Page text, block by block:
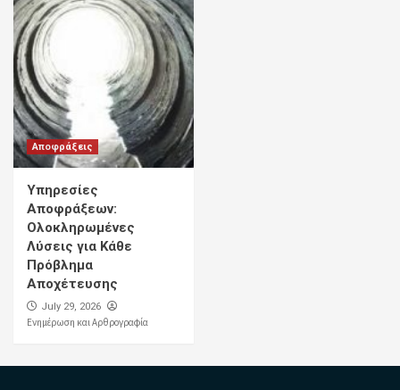
Αποφράξεις
Υπηρεσίες
Αποφράξεων:
Ολοκληρωμένες
Λύσεις για Κάθε
Πρόβλημα
Αποχέτευσης
July 29, 2026
Ενημέρωση και Αρθρογραφία